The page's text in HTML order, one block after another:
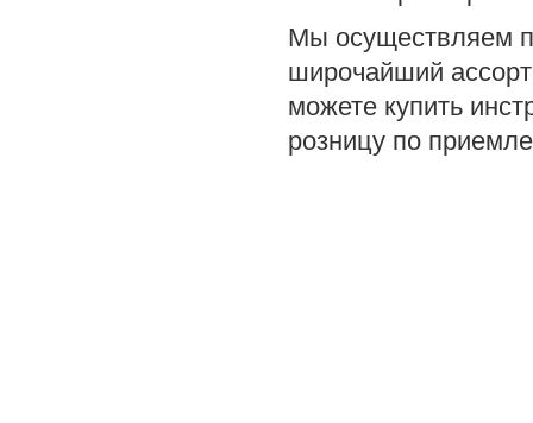
Мы осуществляем
широчайший
можете купить
розницу по